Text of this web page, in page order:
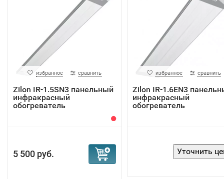
избранное сравнить
Zilon IR-1.5SN3 панельный
инфракрасный
обогреватель
5 500 руб.
избранное сравнить
Zilon IR-1.6EN3
инфракрасный
обогреватель